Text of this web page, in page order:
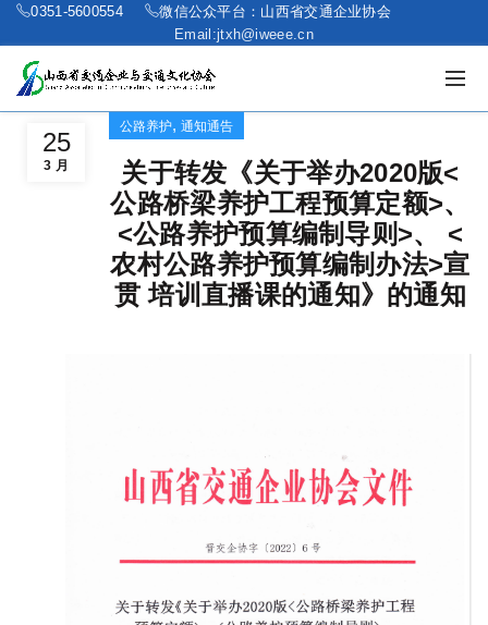
0351-5600554
微信公众平台：山西省交通企业协会
Email:jtxh@iweee.cn
25
3 月
公路养护, 通知通告
关于转发《关于举办2020版<
公路桥梁养护工程预算定额>、
<公路养护预算编制导则>、 <
农村公路养护预算编制办法>宣
贯 培训直播课的通知》的通知